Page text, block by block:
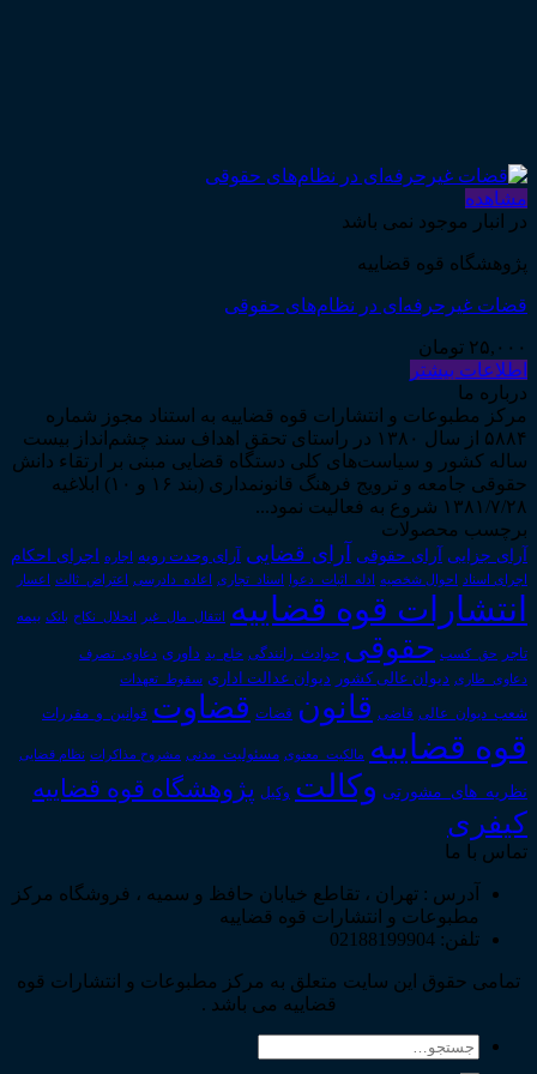
مشاهده
در انبار موجود نمی باشد
پژوهشگاه قوه قضاییه
قضات غیرحرفه‌ای در نظام‌های حقوقی
۲۵,۰۰۰ تومان
اطلاعات بیشتر
درباره ما
مرکز مطبوعات و انتشارات قوه قضاییه به استناد مجوز شماره
۵۸۸۴ از سال ۱۳۸۰ در راستای تحقق اهداف سند چشم‌انداز بیست
ساله کشور و سیاست‌های کلی دستگاه قضایی مبنی بر ارتقاء دانش
حقوقی جامعه و ترویج فرهنگ قانونمداری (بند ۱۶ و ۱۰) ابلاغیه
۱۳۸۱/۷/۲۸ شروع به فعالیت نمود...
برچسب محصولات
آرای جزایی آرای حقوقی آرای قضایی آرای وحدت رویه اجاره اجرای احکام
اجرای اسناد احوال شخصیه ادله_اثبات_دعوا اسناد_تجاری اعاده_دادرسی اعتراض_ثالث اعسار
انتشارات قوه قضاییه انتقال_مال_غیر انحلال_نکاح بانک بیمه
تاجر حق_کسب حقوقی حوادث_رانندگی خلع_ید داوری دعاوی_تصرف
دعاوی_طاری دیوان عالی کشور دیوان عدالت اداری سقوط_تعهدات
شعب_دیوان_عالی قاضی قانون قضات قضاوت قوانین_و_مقررات
قوه قضاییه مالکیت_معنوی مسئولیت_مدنی مشروح مذاکرات نظام قضایی
نظریه_های_مشورتی وکالت وکیل پژوهشگاه قوه قضاییه
کیفری
تماس با ما
آدرس : تهران ، تقاطع خیابان حافظ و سمیه ، فروشگاه مرکز
مطبوعات و انتشارات قوه قضاییه
تلفن: 02188199904
تمامی حقوق این سایت متعلق به مرکز مطبوعات و انتشارات قوه
قضاییه می باشد .
جستجو